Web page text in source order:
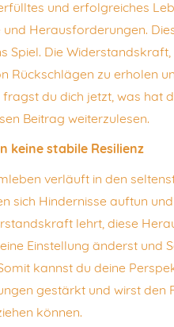
und erfolgreiches
und Herausforderungen.
Spiel. Die
Rückschlägen zu erholen
fragst du dich jetzt, was
Beitrag weiterzulesen.
keine stabile Resilienz
verläuft in den
sich Hindernisse auftun
lehrt, diese
Einstellung änderst und
kannst du deine
gestärkt und wirst den
können.